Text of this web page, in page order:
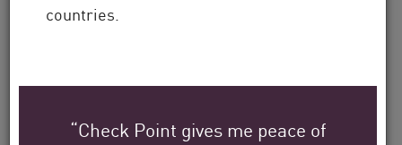
countries.
“Check Point gives me peace of
이 어떻게 그들의 환경을 보
호하고 있는지 알아보세요.